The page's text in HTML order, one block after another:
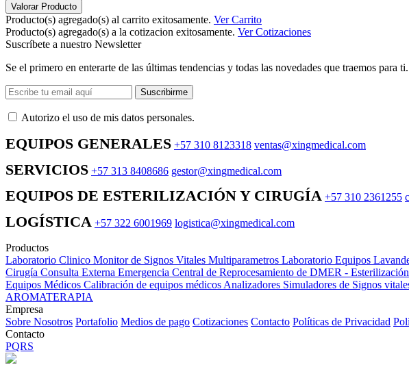
Valorar Producto
Producto(s) agregado(s) al carrito exitosamente. Ver Carrito
Producto(s) agregado(s) a la cotizacion exitosamente. Ver Cotizaciones
Suscríbete a nuestro Newsletter
Se el primero en enterarte de las últimas tendencias y todas las novedades que traemos para ti.
Suscribirme
Autorizo ​​el uso de mis datos personales.
EQUIPOS GENERALES +57 310 8123318 ventas@xingmedical.com
SERVICIOS +57 313 8408686 gestor@xingmedical.com
EQUIPOS DE ESTERILIZACIÓN Y CIRUGÍA +57 310 2361255
LOGÍSTICA +57 322 6001969 logistica@xingmedical.com
Productos
Laboratorio Clinico Monitor de Signos Vitales Multiparametros Laboratorio Equipos
Cirugía Consulta Externa Emergencia Central de Reprocesamiento de DMER - Esterilización
Equipos Médicos Calibración de equipos médicos Analizadores Simuladores de Signos
AROMATERAPIA
Empresa
Sobre Nosotros Portafolio Medios de pago Cotizaciones Contacto Políticas de Privacidad
Contacto
PQRS